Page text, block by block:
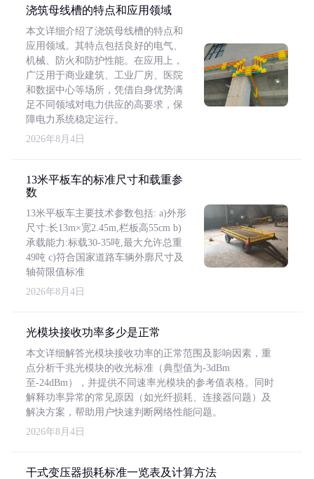
浇筑母线槽的特点和应用领域
本文详细介绍了浇筑母线槽的特点和
应用领域。其特点包括良好的电气、
机械、防火和防护性能。在应用上，
广泛用于商业建筑、工业厂房、医院
和数据中心等场所，凭借自身优势满
足不同领域对电力供应的高要求，保
障电力系统稳定运行。
2026年8月4日
13米平板车的标准尺寸和载重参
数
13米平板车主要技术参数包括: a)外形
尺寸:长13m×宽2.45m,栏板高55cm b)
承载能力:标载30-35吨,最大允许总重
49吨 c)符合国家道路车辆外廓尺寸及
轴荷限值标准
2026年8月4日
光模块接收功率多少是正常
本文详细解答光模块接收功率的正常范围及影响因素，重
点分析千兆光模块的收光标准（典型值为-3dBm
至-24dBm），并提供不同速率光模块的参考值表格。同时
解释功率异常的常见原因（如光纤损耗、连接器问题）及
解决方案，帮助用户快速判断网络性能问题。
2026年8月4日
干式变压器损耗标准一览表及计算方法